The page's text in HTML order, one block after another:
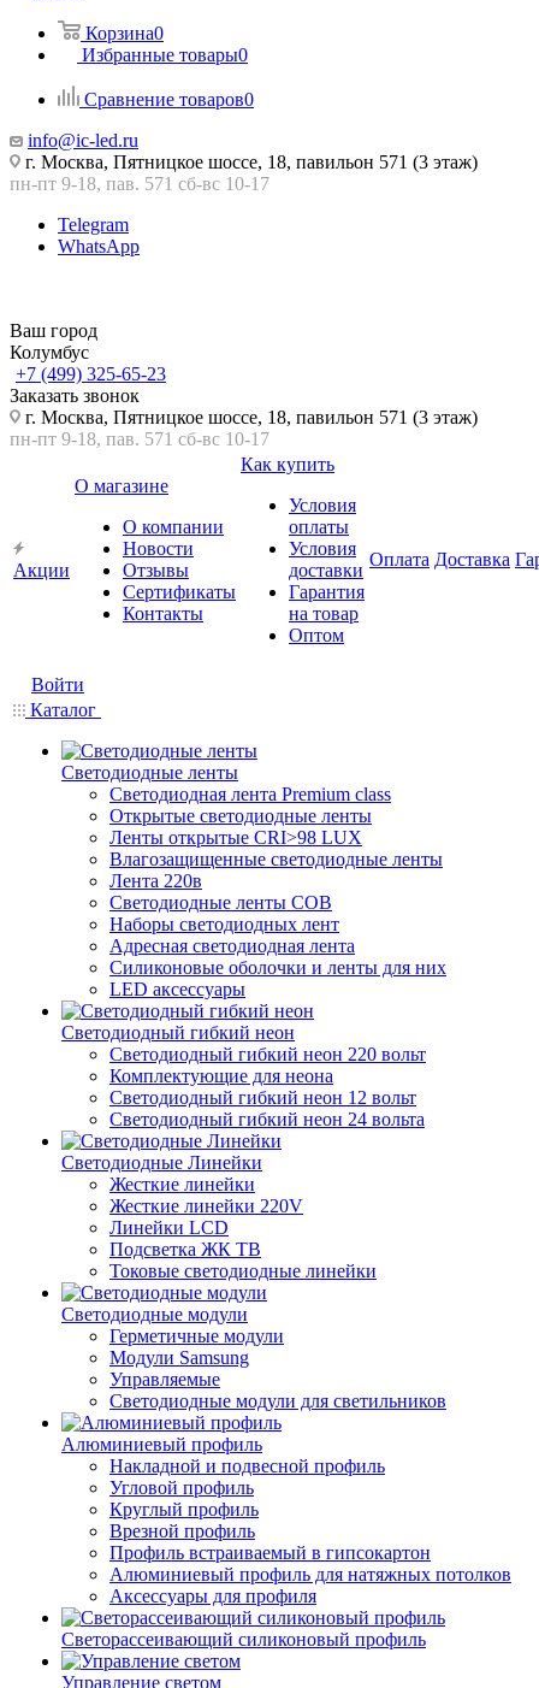
Корзина0
Избранные товары0
Сравнение товаров0
info@ic-led.ru
г. Москва, Пятницкое шоссе, 18, павильон 571 (3 этаж)
пн-пт 9-18, пав. 571 сб-вс 10-17
Telegram
WhatsApp
Ваш город
Колумбус
+7 (499) 325-65-23
Заказать звонок
г. Москва, Пятницкое шоссе, 18, павильон 571 (3 этаж)
пн-пт 9-18, пав. 571 сб-вс 10-17
Акции
О магазине
О компании
Новости
Отзывы
Сертификаты
Контакты
Как купить
Условия
оплаты
Условия
доставки
Гарантия
на товар
Оптом
Оплата Доставка
Войти
Каталог
Светодиодные ленты
Светодиодная лента Premium class
Открытые светодиодные ленты
Ленты открытые CRI>98 LUX
Влагозащищенные светодиодные ленты
Лента 220в
Светодиодные ленты COB
Наборы светодиодных лент
Адресная светодиодная лента
Силиконовые оболочки и ленты для них
LED аксессуары
Светодиодный гибкий неон
Светодиодный гибкий неон 220 вольт
Комплектующие для неона
Светодиодный гибкий неон 12 вольт
Светодиодный гибкий неон 24 вольта
Светодиодные Линейки
Жесткие линейки
Жесткие линейки 220V
Линейки LCD
Подсветка ЖК ТВ
Токовые светодиодные линейки
Светодиодные модули
Герметичные модули
Модули Samsung
Управляемые
Светодиодные модули для светильников
Алюминиевый профиль
Накладной и подвесной профиль
Угловой профиль
Круглый профиль
Врезной профиль
Профиль встраиваемый в гипсокартон
Алюминиевый профиль для натяжных потолков
Аксессуары для профиля
Светорассеивающий силиконовый профиль
Управление светом